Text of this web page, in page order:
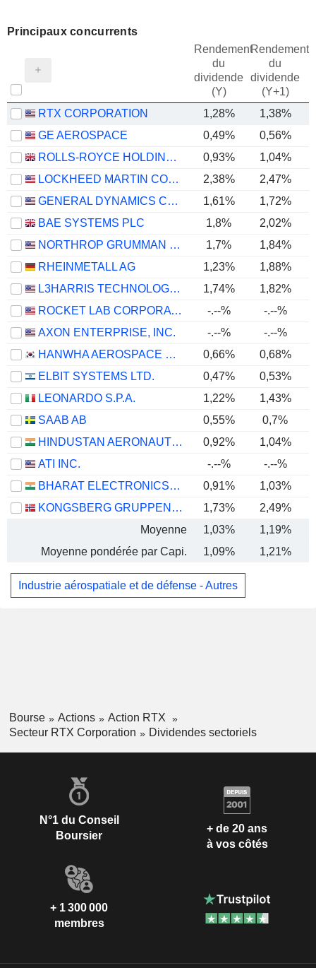
Principaux concurrents
Rendement
du
dividende
(Y)
Rendement
du
dividende
(Y+1)
RTX CORPORATION 1,28% 1,38%
GE AEROSPACE
0,49%
0,56%
ROLLS-ROYCE HOLDINGS PLC
0,93% 1,04%
LOCKHEED MARTIN CORPORATION
2,38%
2,47%
GENERAL DYNAMICS CORPORATION
1,61% 1,72%
BAE SYSTEMS PLC
1,8% 2,02%
NORTHROP GRUMMAN CORPORATION
1,7%
1,84%
RHEINMETALL AG
1,23% 1,88%
L3HARRIS TECHNOLOGIES, INC.
1,74% 1,82%
ROCKET LAB CORPORATION
-.--% -.--%
AXON ENTERPRISE, INC.
-.--% -.--%
HANWHA AEROSPACE CO., LTD.
0,66% 0,68%
ELBIT SYSTEMS LTD.
0,47% 0,53%
LEONARDO S.P.A.
1,22% 1,43%
SAAB AB
0,55% 0,7%
HINDUSTAN AERONAUTICS LIMITED
0,92% 1,04%
ATI INC.
-.--% -.--%
BHARAT ELECTRONICS LIMITED
0,91% 1,03%
KONGSBERG GRUPPEN ASA
1,73% 2,49%
Moyenne
1,03% 1,19%
Moyenne pondérée par Capi.
1,09% 1,21%
Industrie aérospatiale et de défense - Autres
Bourse Actions
Action RTX
Secteur RTX Corporation
Dividendes sectoriels
N°1 du Conseil
Boursier
+ de 20 ans
à vos côtés
+ 1 300 000
membres